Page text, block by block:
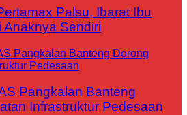
Palsu, Ibarat Ibu
Sendiri
Pangkalan Banteng
Infrastruktur Pedesaan